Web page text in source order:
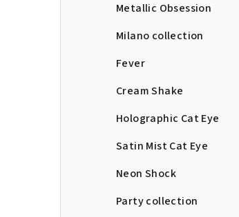
Metallic Obsession
Milano collection
Fever
Cream Shake
Holographic Cat Eye
Satin Mist Cat Eye
Neon Shock
Party collection